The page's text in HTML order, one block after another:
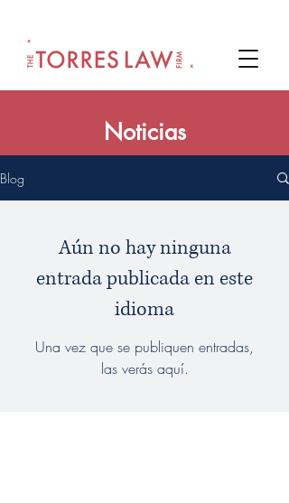
Noticias
Blog
Aún no hay ninguna
entrada publicada en este
idioma
Una vez que se publiquen entradas,
las verás aquí.